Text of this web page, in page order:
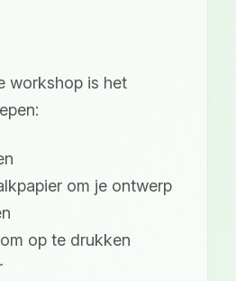
workshop is het
om je ontwerp
op te drukken